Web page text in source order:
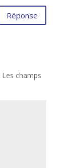
Réponse
Les champs